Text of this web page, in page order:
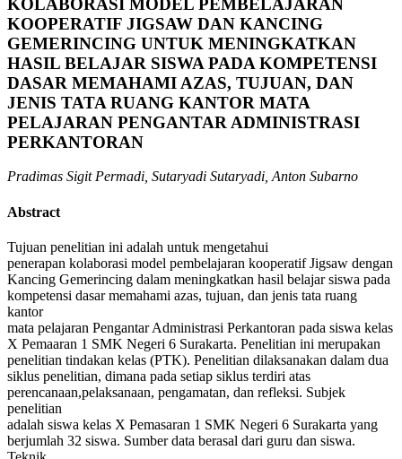
KOLABORASI MODEL PEMBELAJARAN
KOOPERATIF JIGSAW DAN KANCING
GEMERINCING UNTUK MENINGKATKAN
HASIL BELAJAR SISWA PADA KOMPETENSI
DASAR MEMAHAMI AZAS, TUJUAN, DAN
JENIS TATA RUANG KANTOR MATA
PELAJARAN PENGANTAR ADMINISTRASI
PERKANTORAN
Pradimas Sigit Permadi, Sutaryadi Sutaryadi, Anton Subarno
Abstract
Tujuan penelitian ini adalah untuk mengetahui
penerapan kolaborasi model pembelajaran kooperatif Jigsaw dengan
Kancing Gemerincing dalam meningkatkan hasil belajar siswa pada
kompetensi dasar memahami azas, tujuan, dan jenis tata ruang
kantor
mata pelajaran Pengantar Administrasi Perkantoran pada siswa kelas
X Pemaaran 1 SMK Negeri 6 Surakarta. Penelitian ini merupakan
penelitian tindakan kelas (PTK). Penelitian dilaksanakan dalam dua
siklus penelitian, dimana pada setiap siklus terdiri atas
perencanaan,pelaksanaan, pengamatan, dan refleksi. Subjek
penelitian
adalah siswa kelas X Pemasaran 1 SMK Negeri 6 Surakarta yang
berjumlah 32 siswa. Sumber data berasal dari guru dan siswa.